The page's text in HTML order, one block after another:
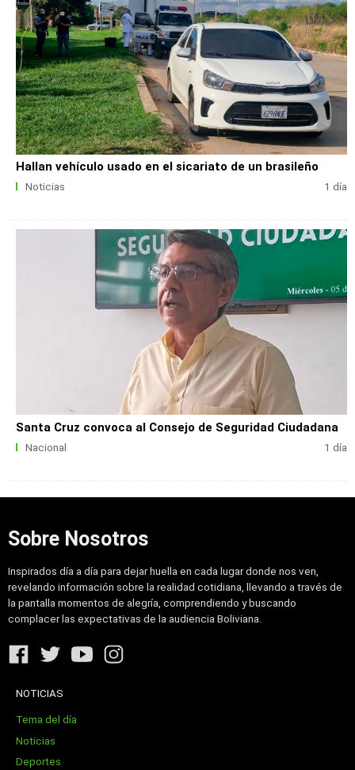
Hallan vehículo usado en el sicariato de un brasileño
Noticias 1 día
Santa Cruz convoca al Consejo de Seguridad Ciudadana
Nacional 1 día
Sobre Nosotros
Inspirados día a día para dejar huella en cada lugar donde nos ven,
revelando información sobre la realidad cotidiana, llevando a través de
la pantalla momentos de alegría, comprendiendo y buscando
complacer las expectativas de la audiencia Boliviana.
NOTICIAS
Tema del día
Noticias
Deportes